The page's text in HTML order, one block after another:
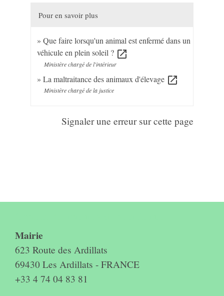
Pour en savoir plus
Que faire lorsqu'un animal est enfermé dans un
véhicule en plein soleil ? open_in_new
Ministère chargé de l'intérieur
La maltraitance des animaux d'élevage open_in_new
Ministère chargé de la justice
Signaler une erreur sur cette page
Mairie
623 Route des Ardillats
69430 Les Ardillats - FRANCE
+33 4 74 04 83 81